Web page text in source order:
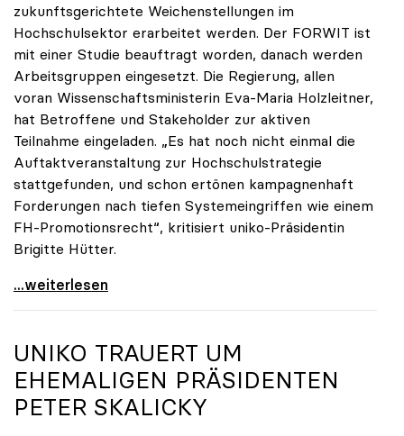
zukunftsgerichtete Weichenstellungen im
Hochschulsektor erarbeitet werden. Der FORWIT ist
mit einer Studie beauftragt worden, danach werden
Arbeitsgruppen eingesetzt. Die Regierung, allen
voran Wissenschaftsministerin Eva-Maria Holzleitner,
hat Betroffene und Stakeholder zur aktiven
Teilnahme eingeladen. „Es hat noch nicht einmal die
Auftaktveranstaltung zur Hochschulstrategie
stattgefunden, und schon ertönen kampagnenhaft
Forderungen nach tiefen Systemeingriffen wie einem
FH-Promotionsrecht“, kritisiert uniko-Präsidentin
Brigitte Hütter.
„Deplatzierte Kampagne“: uniko irritiert über
...weiterlesen
UNIKO TRAUERT UM
EHEMALIGEN PRÄSIDENTEN
PETER SKALICKY